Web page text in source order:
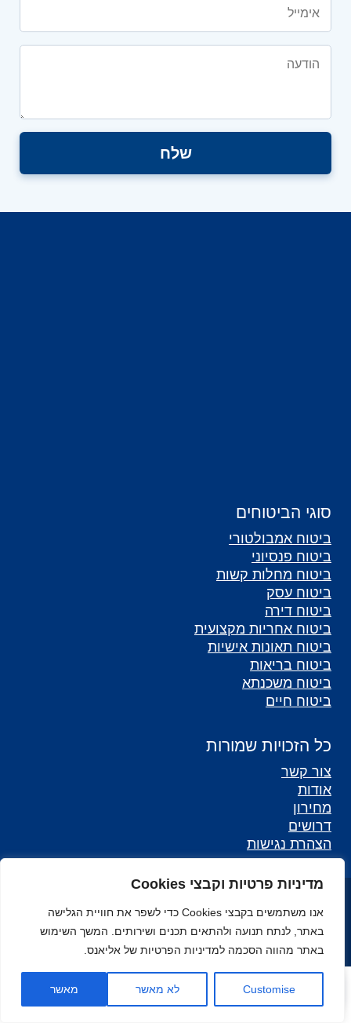
Open toolbar
מדיניות פרטיות וקבצי Cookies
אנו משתמשים בקבצי Cookies כדי לשפר את חוויית הגלישה
באתר, לנתח תנועה ולהתאים תכנים ושירותים. המשך השימוש
באתר מהווה הסכמה למדיניות הפרטיות של אליאנס.
Customise לא מאשר מאשר
סוגי הביטוחים
ביטוח אמבולטורי
ביטוח פנסיוני
ביטוח מחלות קשות
ביטוח עסק
ביטוח דירה
ביטוח אחריות מקצועית
ביטוח תאונות אישיות
ביטוח בריאות
ביטוח משכנתא
ביטוח חיים
כל הזכויות שמורות
צור קשר
אודות
מחירון
דרושים
הצהרת נגישות
מפת אתר